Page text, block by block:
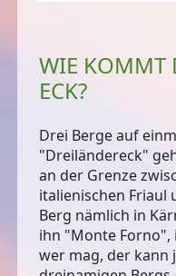
WIE KOMMT
ECK?
Drei Berge auf
"Dreiländereck"
an der Grenze
italienischen Friaul
Berg nämlich in
ihn "Monte Forno",
wer mag, der kann